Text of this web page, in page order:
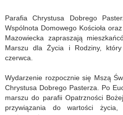
Parafia Chrystusa Dobrego
Wspólnota Domowego Kościoła
Mazowiecka zapraszają
Marszu dla Życia i Rodziny,
czerwca.
Wydarzenie rozpocznie się Mszą
Chrystusa Dobrego Pasterza. Po
marszu do parafii Opatrzności
przywiązania do wartości życia,